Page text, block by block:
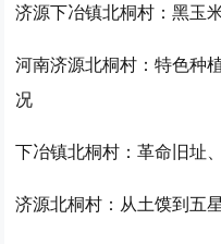
济源下冶镇北桐村：黑玉
河南济源北桐村：特色种
况
下冶镇北桐村：革命旧址
济源北桐村：从土馍到五